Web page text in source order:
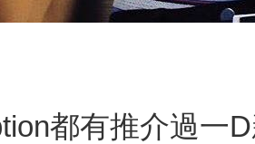
都有推介過一